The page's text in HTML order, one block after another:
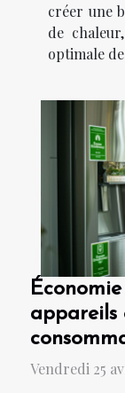
créer une
de
optimale
appareils
Vendredi 25